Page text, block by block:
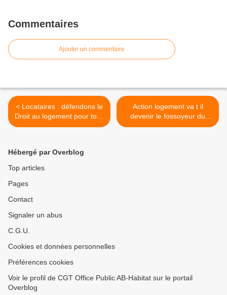
Commentaires
Ajouter un commentaire
< Locataires : défendons le
Droit au logement pour tous
Indecosa CGT Argenteuil -
Action logement va t il
devenir le fossoyeur du
logement social ? Action
Hébergé par Overblog
Top articles
Pages
Contact
Signaler un abus
C.G.U.
Cookies et données personnelles
Préférences cookies
Voir le profil de CGT Office Public AB-Habitat sur le portail
Overblog